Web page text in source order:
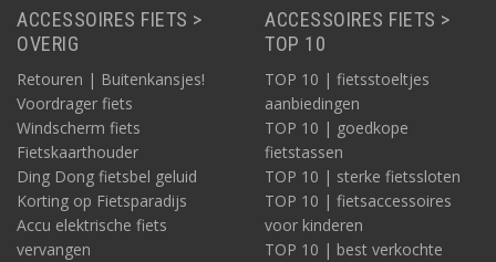
ACCESSOIRES FIETS >
OVERIG
Retouren | Buitenkansjes!
Voordrager fiets
Windscherm fiets
Fietskaarthouder
Ding Dong fietsbel geluid
Korting op Fietsparadijs
Accu elektrische fiets
vervangen
ACCESSOIRES FIETS >
TOP 10
TOP 10 | fietsstoeltjes
aanbiedingen
TOP 10 | goedkope
fietstassen
TOP 10 | sterke fietssloten
TOP 10 | fietsaccessoires
voor kinderen
TOP 10 | best verkochte